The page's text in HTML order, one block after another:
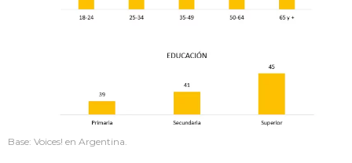
Base: Voices! en Argentina.